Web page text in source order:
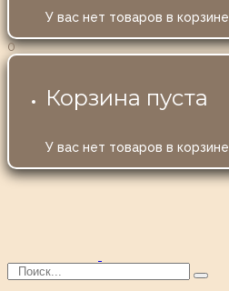
У вас нет товаров в корзине
0
Корзина пуста
У вас нет товаров в корзине